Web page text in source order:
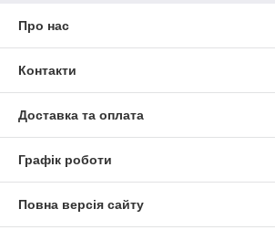
Про нас
Контакти
Доставка та оплата
Графік роботи
Повна версія сайту